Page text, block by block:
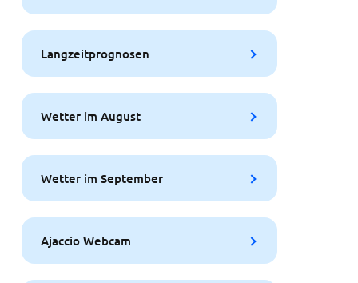
Langzeitprognosen
Wetter im August
Wetter im September
Ajaccio Webcam